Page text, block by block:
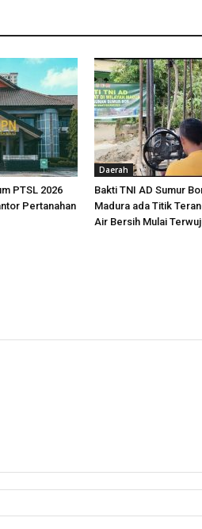
PTSL 2026
Pertanahan
Daerah
Bakti TNI AD Sumur
Madura ada Titik
Air Bersih Mulai